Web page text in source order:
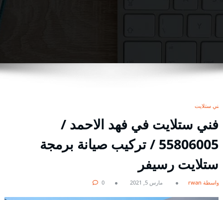
فني ستلايت
فني ستلايت في فهد الاحمد /
55806005 / تركيب صيانة برمجة
ستلايت رسيفر
بواسطة rwan مارس 5, 2021 0